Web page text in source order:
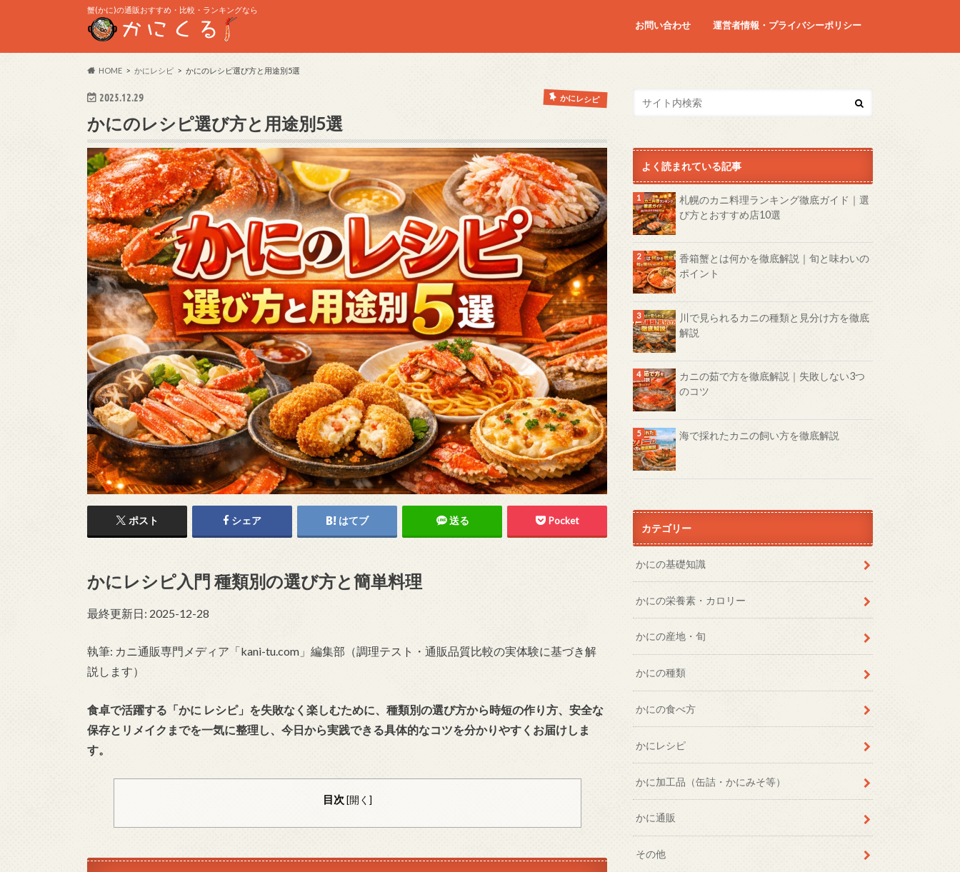
蟹(かに)の通販おすすめ・比較・ランキングなら
お問い合わせ 運営者情報・プライバシーポリシー
HOME かにレシピ かにのレシピ選び方と用途別5選
2025.12.29 かにレシピ
かにのレシピ選び方と用途別5選
ポスト シェア はてブ 送る Pocket
かにレシピ入門 種類別の選び方と簡単料理
最終更新日: 2025-12-28
執筆: カニ通販専門メディア「kani-tu.com」編集部（調理テスト・通販品質比較の実体験に基づき解
説します）
食卓で活躍する「かに レシピ」を失敗なく楽しむために、種類別の選び方から時短の作り方、安全な
保存とリメイクまでを一気に整理し、今日から実践できる具体的なコツを分かりやすくお届けしま
す。
目次 [開く ]
よく読まれている記事
札幌のカニ料理ランキング徹底ガイド｜選
び方とおすすめ店10選
香箱蟹とは何かを徹底解説｜旬と味わいの
ポイント
川で見られるカニの種類と見分け方を徹底
解説
カニの茹で方を徹底解説｜失敗しない3つ
のコツ
海で採れたカニの飼い方を徹底解説
カテゴリー
かにの基礎知識
かにの栄養素・カロリー
かにの産地・旬
かにの種類
かにの食べ方
かにレシピ
かに加工品（缶詰・かにみそ等）
かに通販
その他